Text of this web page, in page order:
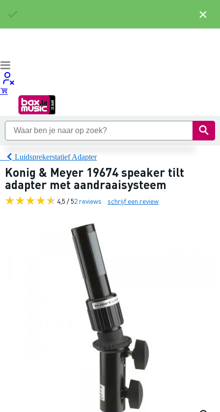
Luidsprekerstatief Adapter
Konig & Meyer 19674 speaker tilt
adapter met aandraaisysteem
4,5 / 52 reviews schrijf een review
×